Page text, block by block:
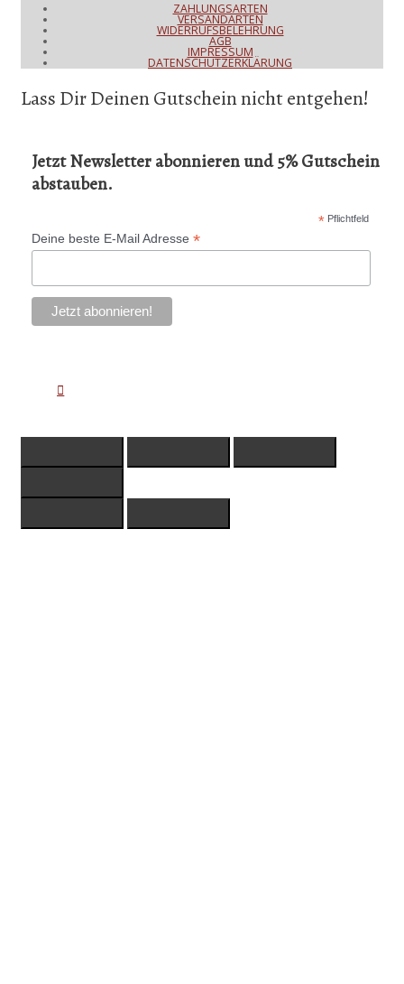
ZAHLUNGSARTEN
VERSANDARTEN
WIDERRUFSBELEHRUNG
AGB
IMPRESSUM
DATENSCHUTZERKLÄRUNG
Lass Dir Deinen Gutschein nicht entgehen!
Jetzt Newsletter abonnieren und 5% Gutschein
abstauben.
* Pflichtfeld
Deine beste E-Mail Adresse*